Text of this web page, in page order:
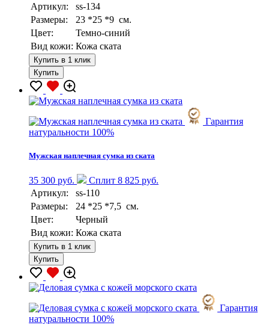
Артикул:
ss-134
Размеры:
23 *25 *9 см.
Цвет:
Темно-синий
Вид кожи: Кожа ската
Купить в 1 клик
Купить
Гарантия
натуральности 100%
Мужская наплечная сумка из ската
35 300 руб.
Сплит 8 825 руб.
Артикул:
ss-110
Размеры:
24 *25 *7,5 см.
Цвет:
Черный
Вид кожи: Кожа ската
Купить в 1 клик
Купить
Гарантия
натуральности 100%